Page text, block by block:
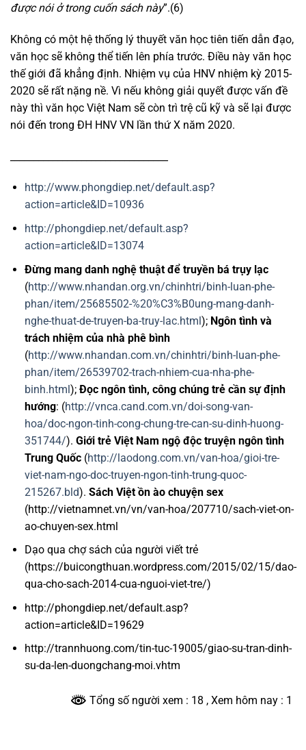
được nói ở trong cuốn sách này”.(6)
Không có một hệ thống lý thuyết văn học tiên tiến dẫn đạo,
văn học sẽ không thể tiến lên phía trước. Điều này văn học
thế giới đã khẳng định. Nhiệm vụ của HNV nhiệm kỳ 2015-
2020 sẽ rất nặng nề. Vì nếu không giải quyết được vấn đề
này thì văn học Việt Nam sẽ còn trì trệ cũ kỹ và sẽ lại được
nói đến trong ĐH HNV VN lần thứ X năm 2020.
http://www.phongdiep.net/default.asp?
action=article&ID=10936
http://phongdiep.net/default.asp?
action=article&ID=13074
Đừng mang danh nghệ thuật để truyền bá trụy lạc
(http://www.nhandan.org.vn/chinhtri/binh-luan-phe-
phan/item/25685502-%20%C3%B0ung-mang-danh-
nghe-thuat-de-truyen-ba-truy-lac.html); Ngôn tình và
trách nhiệm của nhà phê bình
(http://www.nhandan.com.vn/chinhtri/binh-luan-phe-
phan/item/26539702-trach-nhiem-cua-nha-phe-
binh.html); Đọc ngôn tình, công chúng trẻ cần sự định
hướng: (http://vnca.cand.com.vn/doi-song-van-
hoa/doc-ngon-tinh-cong-chung-tre-can-su-dinh-huong-
351744/). Giới trẻ Việt Nam ngộ độc truyện ngôn tình
Trung Quốc(http://laodong.com.vn/van-hoa/gioi-tre-
viet-nam-ngo-doc-truyen-ngon-tinh-trung-quoc-
215267.bld). Sách Việt ồn ào chuyện sex
(http://vietnamnet.vn/vn/van-hoa/207710/sach-viet-on-
ao-chuyen-sex.html
Dạo qua chợ sách của người viết trẻ
(https://buicongthuan.wordpress.com/2015/02/15/dao-
qua-cho-sach-2014-cua-nguoi-viet-tre/)
http://phongdiep.net/default.asp?
action=article&ID=19629
http://trannhuong.com/tin-tuc-19005/giao-su-tran-dinh-
su-da-len-duongchang-moi.vhtm
Tổng số người xem : 18 , Xem hôm nay : 1